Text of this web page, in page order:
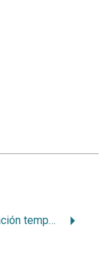
Articulación temporomandibular humana. Estudio histológico de las superficies articulares